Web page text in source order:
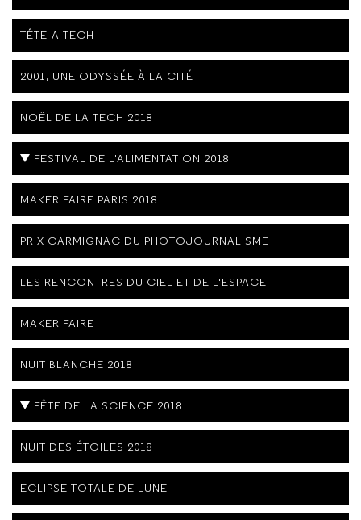
TÊTE-A-TECH
2001, UNE ODYSSÉE À LA CITÉ
NOËL DE LA TECH 2018
FESTIVAL DE L'ALIMENTATION 2018
MAKER FAIRE PARIS 2018
PRIX CARMIGNAC DU PHOTOJOURNALISME
LES RENCONTRES DU CIEL ET DE L'ESPACE
MAKER FAIRE
NUIT BLANCHE 2018
FÊTE DE LA SCIENCE 2018
NUIT DES ÉTOILES 2018
ECLIPSE TOTALE DE LUNE